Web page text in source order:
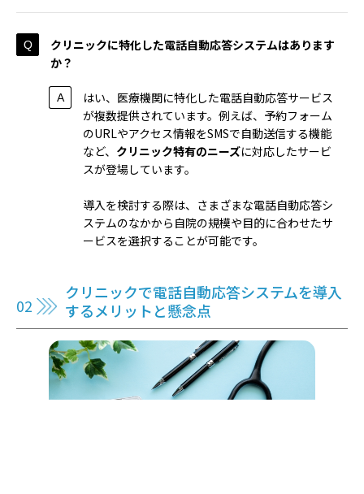
クリニックに特化した電話自動応答システムはあります
か？
はい、医療機関に特化した電話自動応答サービス
が複数提供されています。例えば、予約フォーム
のURLやアクセス情報をSMSで自動送信する機能
など、 クリニック特有のニーズに対応したサービ
スが登場しています。
導入を検討する際は、さまざまな電話自動応答シ
ステムのなかから自院の規模や目的に合わせたサ
ービスを選択することが可能です。
クリニックで電話自動応答システムを導入
するメリットと懸念点